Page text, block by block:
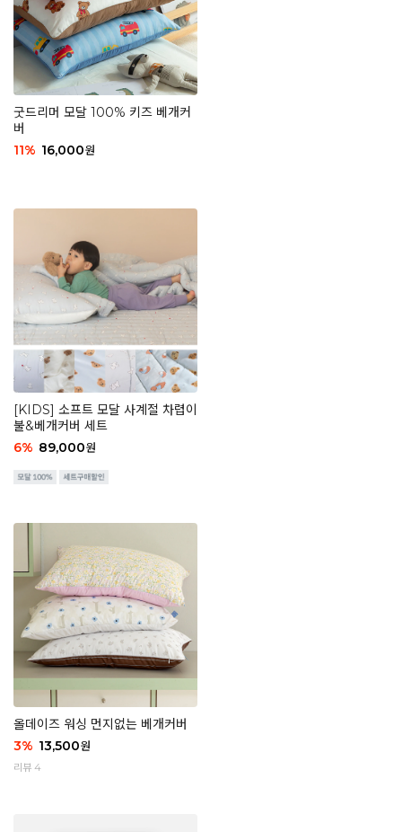
굿드리머 모달 100% 키즈 베개커
버
11% 16,000원
[KIDS] 소프트 모달 사계절 차렵이
불&베개커버 세트
6% 89,000원
올데이즈 워싱 먼지없는 베개커버
3% 13,500원
리뷰 4